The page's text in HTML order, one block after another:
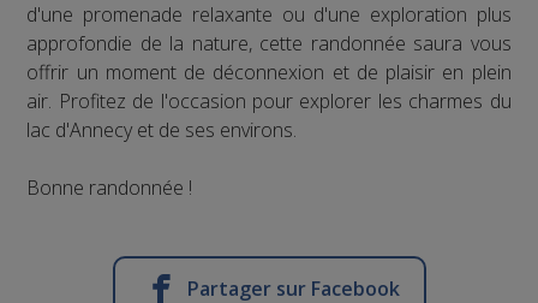
d'une promenade relaxante ou d'une exploration plus
approfondie de la nature, cette randonnée saura vous
offrir un moment de déconnexion et de plaisir en plein
air. Profitez de l'occasion pour explorer les charmes du
lac d'Annecy et de ses environs.
Bonne randonnée !
Partager sur Facebook